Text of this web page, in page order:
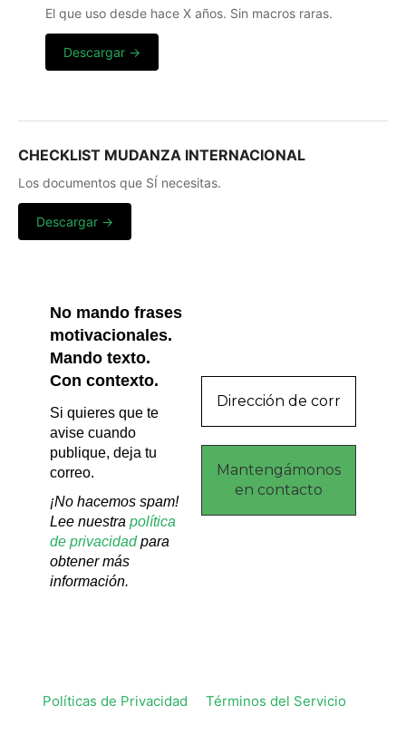
El que uso desde hace X años. Sin macros raras.
Descargar →
CHECKLIST MUDANZA INTERNACIONAL
Los documentos que SÍ necesitas.
Descargar →
No mando frases
motivacionales.
Mando texto.
Con contexto.
Si quieres que te
avise cuando
publique, deja tu
correo.
¡No hacemos spam!
Lee nuestra política
de privacidadpara
obtener más
información.
Políticas de Privacidad Términos del Servicio